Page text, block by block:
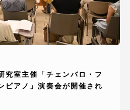
究室主催「チェンバロ・フ
ピアノ」演奏会が開催され